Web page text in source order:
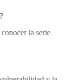
la serie